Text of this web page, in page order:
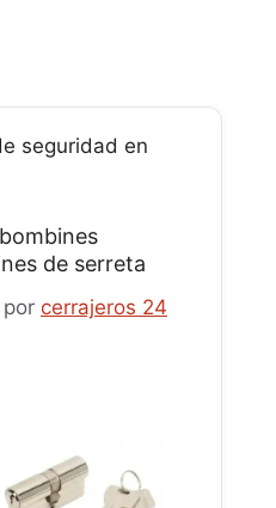
seguridad en
de serreta
por cerrajeros 24